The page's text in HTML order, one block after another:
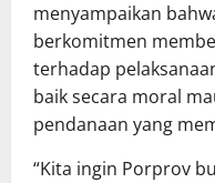
menyampaikan
berkomitmen
terhadap
baik secara moral
pendanaan yang
“Kita ingin Porprov